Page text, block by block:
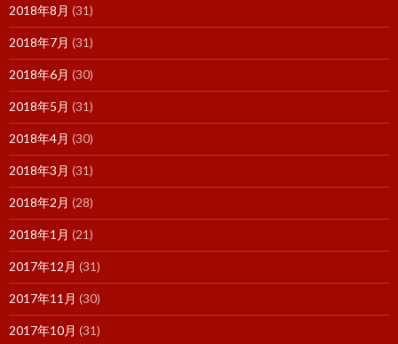
2018年8月 (31)
2018年7月 (31)
2018年6月 (30)
2018年5月 (31)
2018年4月 (30)
2018年3月 (31)
2018年2月 (28)
2018年1月 (21)
2017年12月 (31)
2017年11月 (30)
2017年10月 (31)